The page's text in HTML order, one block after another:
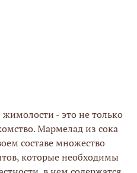
- это не только
Мармелад из сока
составе множество
которые необходимы